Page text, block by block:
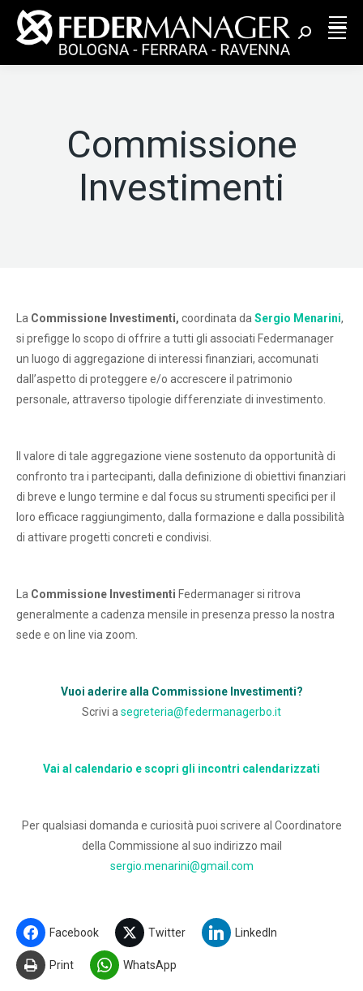
Cerca:
Commissione
Investimenti
La Commissione Investimenti, coordinata da Sergio Menarini,
si prefigge lo scopo di offrire a tutti gli associati Federmanager
un luogo di aggregazione di interessi finanziari, accomunati
dall’aspetto di proteggere e/o accrescere il patrimonio
personale, attraverso tipologie differenziate di investimento.
Il valore di tale aggregazione viene sostenuto da opportunità di
confronto tra i partecipanti, dalla definizione di obiettivi finanziari
di breve e lungo termine e dal focus su strumenti specifici per il
loro efficace raggiungimento, dalla formazione e dalla possibilità
di attivare progetti concreti e condivisi.
La Commissione Investimenti Federmanager si ritrova
generalmente a cadenza mensile in presenza presso la nostra
sede e on line via zoom.
Vuoi aderire alla Commissione Investimenti?
Scrivi a segreteria@federmanagerbo.it
Vai al calendario e scopri gli incontri calendarizzati
Per qualsiasi domanda e curiosità puoi scrivere al Coordinatore
della Commissione al suo indirizzo mail
sergio.menarini@gmail.com
Facebook Twitter LinkedIn
Print WhatsApp